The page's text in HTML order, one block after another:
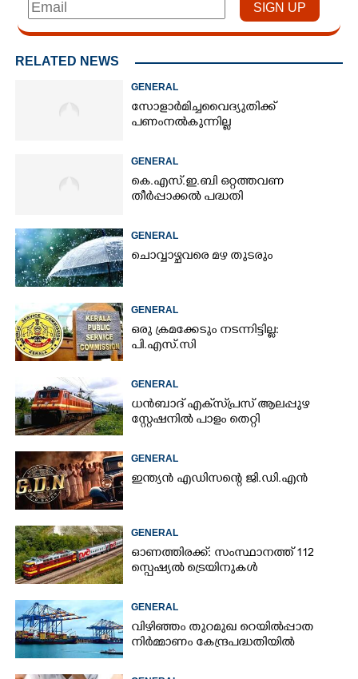
RELATED NEWS
GENERAL
സോളാർ മിച്ച വൈദ്യുതിക്ക്
പണം നൽകുന്നില്ല
GENERAL
കെ.എസ്.ഇ.ബി ഒറ്റത്തവണ
തീർപ്പാക്കൽ പദ്ധതി
GENERAL
ചൊവ്വാഴ്ചവരെ മഴ തുടരും
GENERAL
ഒരു ക്രമക്കേടും നടന്നിട്ടില്ല:
പി.എസ്.സി
GENERAL
ധൻബാദ്‌ എക്‌സ്‌പ്രസ്‌ ആലപ്പുഴ
സ്റ്റേഷനിൽ പാളം തെറ്റി
GENERAL
ഇന്ത്യൻ എഡിസന്റെ ജി.ഡി.എൻ
GENERAL
ഓണത്തിരക്ക്: സംസ്ഥാനത്ത് 112
സ്പെഷ്യൽ ട്രെയിനുകൾ
GENERAL
വിഴിഞ്ഞം തുറമുഖ റെയിൽപ്പാത
നിർമ്മാണം കേന്ദ്രപദ്ധതിയിൽ